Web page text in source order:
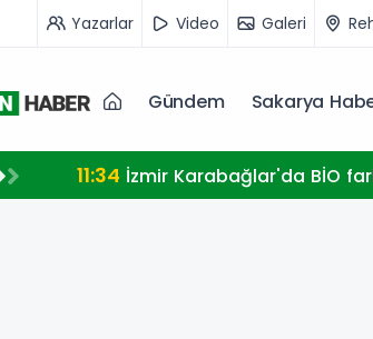
Yazarlar Video Galeri
Gündem Sakarya
11:34 İzmir Karabağlar'da BİO